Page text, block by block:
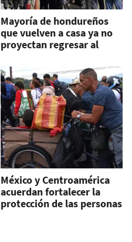
Mayoría de hondureños
que vuelven a casa ya no
proyectan regresar al
México y Centroamérica
acuerdan fortalecer la
protección de las personas